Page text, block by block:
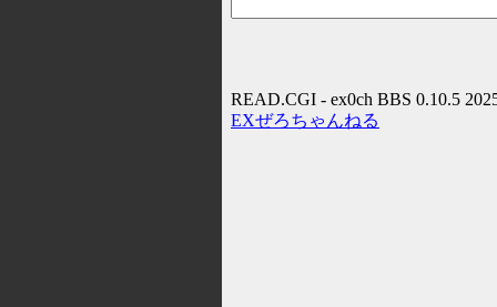
READ.CGI - ex0ch BBS 0.10.5
EXぜろちゃんねる